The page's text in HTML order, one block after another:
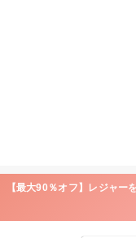
【最大90％オフ】レジャ